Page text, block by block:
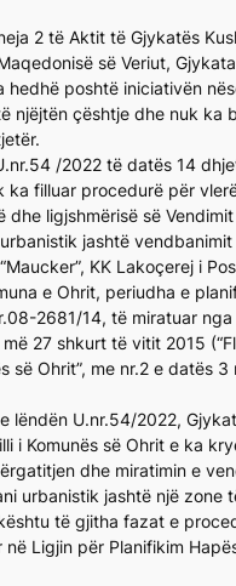
2 të Aktit të Gjykatës
së Veriut, Gjykata
hedhë poshtë iniciativën
njëjtën çështje dhe nuk ka
/2022 të datës 14
ka filluar procedurë për
dhe ligjshmërisë së
jashtë
KK Lakoçerej i
e Ohrit, periudha e
2681/14, të miratuar nga
27 shkurt të vitit 2015
së Ohrit”, me nr.2 e datës 3
lëndën U.nr.54/2022,
i Komunës së Ohrit e ka
dhe miratimin e
urbanistik jashtë një zone
të gjitha fazat e
Ligjin për Planifikim